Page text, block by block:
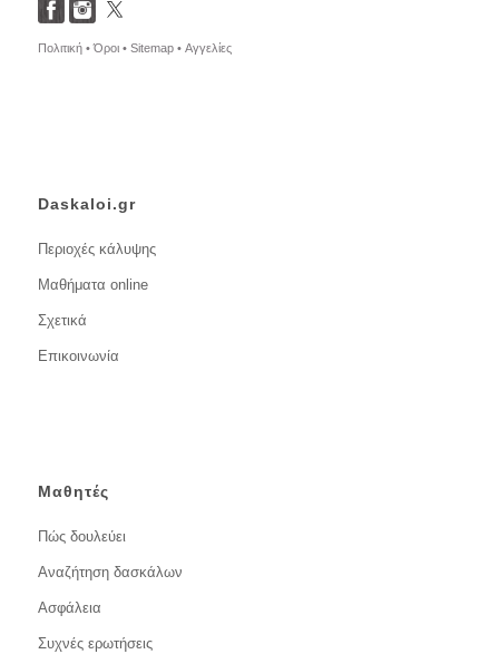
Πολιτική •Όροι • Sitemap • Αγγελίες
Daskaloi.gr
Περιοχές κάλυψης
Μαθήματα online
Σχετικά
Επικοινωνία
Μαθητές
Πώς δουλεύει
Αναζήτηση δασκάλων
Ασφάλεια
Συχνές ερωτήσεις